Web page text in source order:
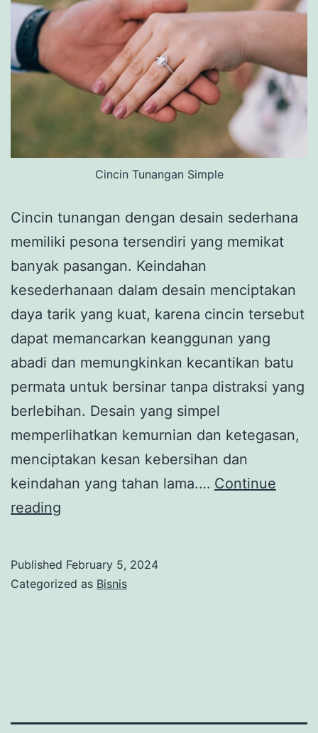
Cincin Tunangan Simple
Cincin tunangan dengan desain sederhana
memiliki pesona tersendiri yang memikat
banyak pasangan. Keindahan
kesederhanaan dalam desain menciptakan
daya tarik yang kuat, karena cincin tersebut
dapat memancarkan keanggunan yang
abadi dan memungkinkan kecantikan batu
permata untuk bersinar tanpa distraksi yang
berlebihan. Desain yang simpel
memperlihatkan kemurnian dan ketegasan,
menciptakan kesan kebersihan dan
keindahan yang tahan lama.… Continue
reading
Tunangan
Published February 5, 2024
Categorized as Bisnis